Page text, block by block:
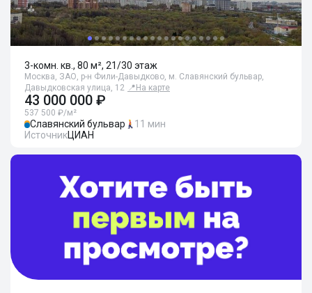
3-комн. кв., 80 м², 21/30 этаж
Москва, ЗАО, р-н Фили-Давыдково, м. Славянский бульвар,
Давыдковская улица, 12 📍 На карте
43 000 000 ₽
537 500 ₽/м²
Славянский бульвар
11 мин
ИсточникЦИАН